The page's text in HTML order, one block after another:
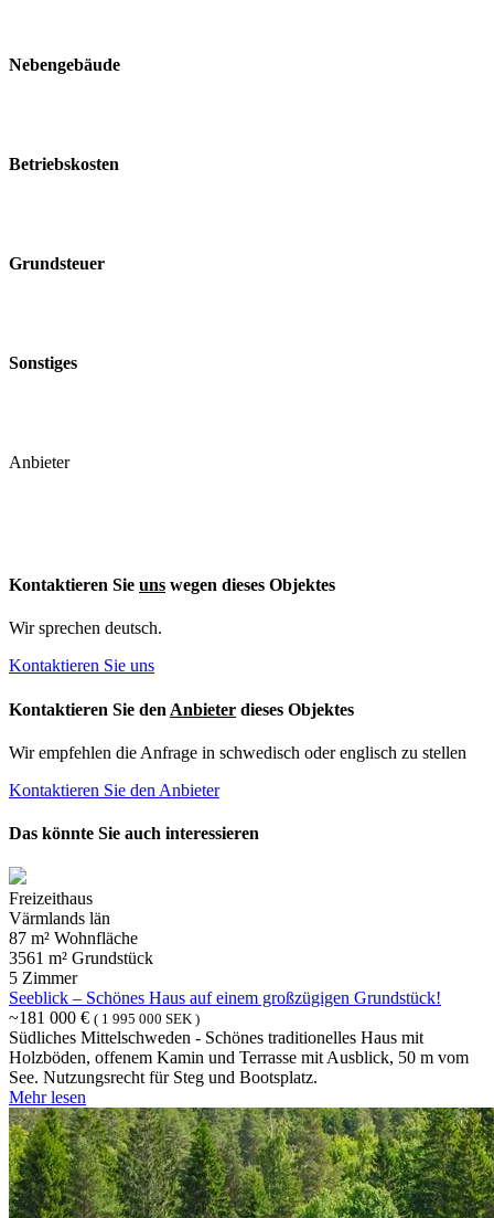
Nebengebäude
Betriebskosten
Grundsteuer
Sonstiges
Anbieter
Kontaktieren Sie uns wegen dieses Objektes
Wir sprechen deutsch.
Kontaktieren Sie uns
Kontaktieren Sie den Anbieter dieses Objektes
Wir empfehlen die Anfrage in schwedisch oder englisch zu stellen
Kontaktieren Sie den Anbieter
Das könnte Sie auch interessieren
Freizeithaus
Värmlands län
87 m² Wohnfläche
3561 m² Grundstück
5 Zimmer
Seeblick – Schönes Haus auf einem großzügigen Grundstück!
~181 000 € ( 1 995 000 SEK )
Südliches Mittelschweden - Schönes traditionelles Haus mit
Holzböden, offenem Kamin und Terrasse mit Ausblick, 50 m vom
See. Nutzungsrecht für Steg und Bootsplatz.
Mehr lesen